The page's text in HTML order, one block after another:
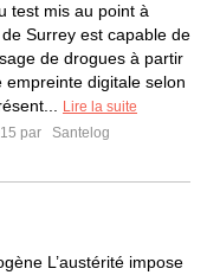
test mis au point à
de Surrey est capable de
de drogues à partir
empreinte digitale selon
Lire la suite
par
Santelog
L’austérité impose